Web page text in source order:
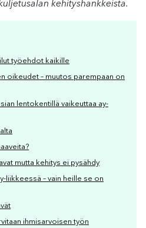
kehityshankkeista.
työehdot kaikille
oikeudet – muutos parempaan on
lentokentillä vaikeuttaa ay-
mutta kehitys ei pysähdy
liikkeessä – vain heille se on
ihmisarvoisen työn